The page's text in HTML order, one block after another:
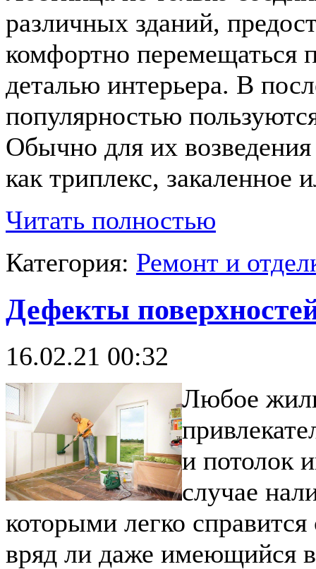
различных зданий,
комфортно перемещаться
деталью интерьера. В
популярностью
Обычно для их
как триплекс, закаленное
Читать полностью
Категория: Ремонт и
Дефекты
16.02.21 00:32
Любое
и потолок
случае
которыми легко
вряд ли даже имеющийся